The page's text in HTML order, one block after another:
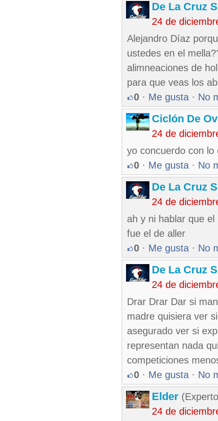
De La Cruz
24 de
Alejandro Díaz
ustedes en el
alimneaciones de
para que veas los
0 · Me gusta · No
Ciclón De
24 de
yo concuerdo con lo
0 · Me gusta · No
De La Cruz
24 de
ah y ni hablar que
fue el de aller
0 · Me gusta · No
De La Cruz
24 de
Drar Drar Dar si
madre quisiera ver
asegurado ver si
representan nada
competiciones
0 · Me gusta · No
Elder
24 de